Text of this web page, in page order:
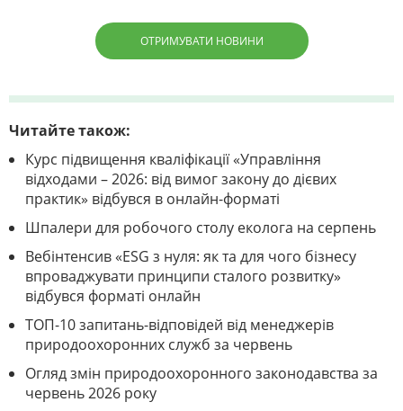
ОТРИМУВАТИ НОВИНИ
Читайте також:
Курс підвищення кваліфікації «Управління
відходами – 2026: від вимог закону до дієвих
практик» відбувся в онлайн-форматі
Шпалери для робочого столу еколога на серпень
Вебінтенсив «ESG з нуля: як та для чого бізнесу
впроваджувати принципи сталого розвитку»
відбувся форматі онлайн
ТОП-10 запитань-відповідей від менеджерів
природоохоронних служб за червень
Огляд змін природоохоронного законодавства за
червень 2026 року